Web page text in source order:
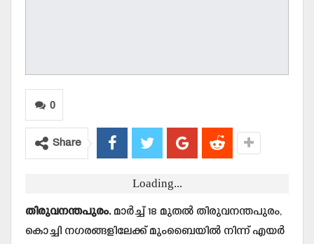
0
Share
Loading...
തിരുവനന്തപുരം. മാര്‍ച്ച് 18 മുതല്‍ തിരുവനന്തപുരം,
കൊച്ചി നഗരങ്ങളിലേക്ക് മുംബൈയില്‍ നിന്ന് എയര്‍